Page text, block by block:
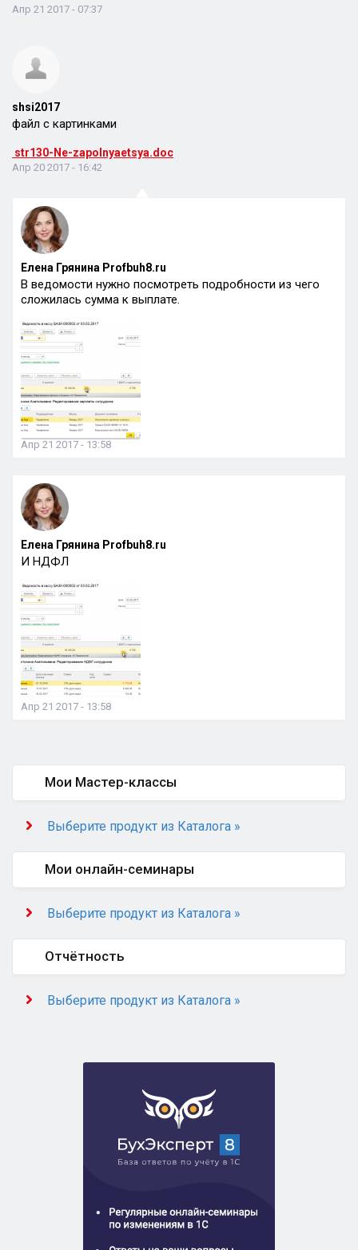
Апр 21 2017 - 07:37
shsi2017
файл с картинками
str130-Ne-zapolnyaetsya.doc
Апр 20 2017 - 16:42
Елена Грянина Profbuh8.ru
В ведомости нужно посмотреть подробности из чего
сложилась сумма к выплате.
Апр 21 2017 - 13:58
Елена Грянина Profbuh8.ru
И НДФЛ
Апр 21 2017 - 13:58
Мои Мастер-классы
Выберите продукт из Каталога »
Мои онлайн-семинары
Выберите продукт из Каталога »
Отчётность
Выберите продукт из Каталога »